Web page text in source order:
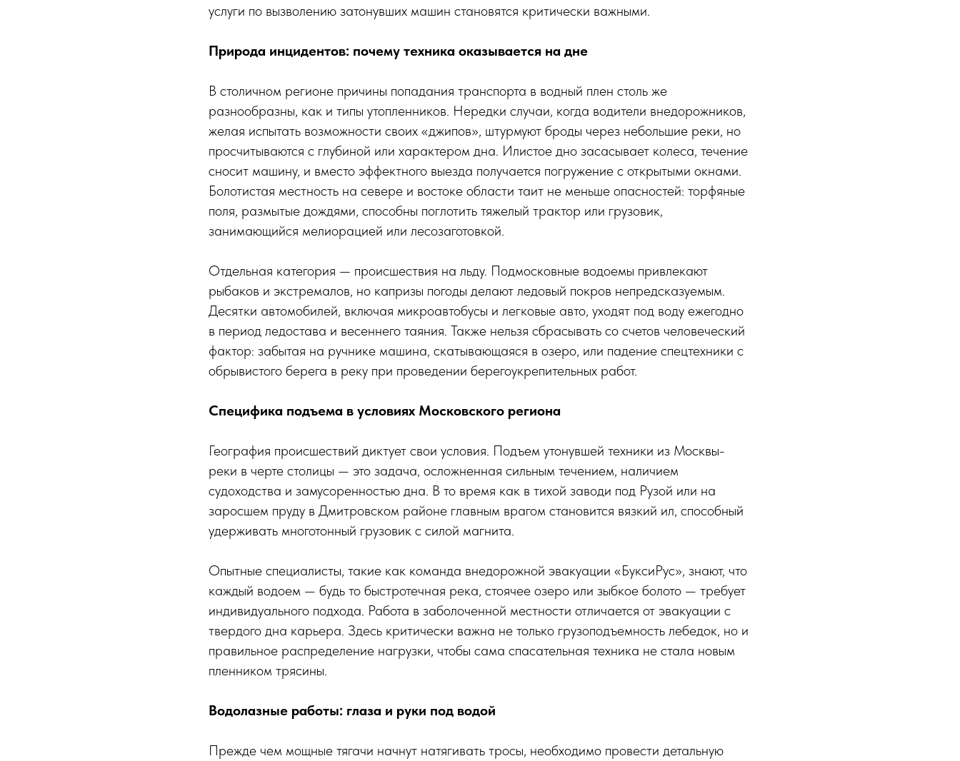
услуги по вызволению затонувших машин становятся критически важными.
Природа инцидентов: почему техника оказывается на дне
В столичном регионе причины попадания транспорта в водный плен столь же
разнообразны, как и типы утопленников. Нередки случаи, когда водители внедорожников,
желая испытать возможности своих «джипов», штурмуют броды через небольшие реки, но
просчитываются с глубиной или характером дна. Илистое дно засасывает колеса, течение
сносит машину, и вместо эффектного выезда получается погружение с открытыми окнами.
Болотистая местность на севере и востоке области таит не меньше опасностей: торфяные
поля, размытые дождями, способны поглотить тяжелый трактор или грузовик,
занимающийся мелиорацией или лесозаготовкой.
Отдельная категория — происшествия на льду. Подмосковные водоемы привлекают
рыбаков и экстремалов, но капризы погоды делают ледовый покров непредсказуемым.
Десятки автомобилей, включая микроавтобусы и легковые авто, уходят под воду ежегодно
в период ледостава и весеннего таяния. Также нельзя сбрасывать со счетов человеческий
фактор: забытая на ручнике машина, скатывающаяся в озеро, или падение спецтехники с
обрывистого берега в реку при проведении берегоукрепительных работ.
Специфика подъема в условиях Московского региона
География происшествий диктует свои условия. Подъем утонувшей техники из Москвы-
реки в черте столицы — это задача, осложненная сильным течением, наличием
судоходства и замусоренностью дна. В то время как в тихой заводи под Рузой или на
заросшем пруду в Дмитровском районе главным врагом становится вязкий ил, способный
удерживать многотонный грузовик с силой магнита.
Опытные специалисты, такие как команда внедорожной эвакуации «БуксиРус», знают, что
каждый водоем — будь то быстротечная река, стоячее озеро или зыбкое болото — требует
индивидуального подхода. Работа в заболоченной местности отличается от эвакуации с
твердого дна карьера. Здесь критически важна не только грузоподъемность лебедок, но и
правильное распределение нагрузки, чтобы сама спасательная техника не стала новым
пленником трясины.
Водолазные работы: глаза и руки под водой
Прежде чем мощные тягачи начнут натягивать тросы, необходимо провести детальную